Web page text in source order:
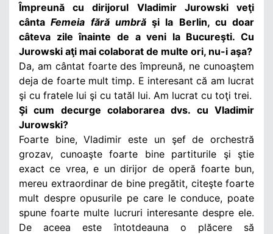
Împreună cu dirijorul Vladimir Jurowski veţi
cântaFemeia fără umbrăşi la Berlin, cu doar
câteva zile înainte de a veni la Bucureşti. Cu
Jurowski aţi mai colaborat de multe ori, nu-i aşa?
Da, am cântat foarte des împreună, ne cunoaştem
deja de foarte mult timp. E interesant că am lucrat
şi cu fratele lui şi cu tatăl lui. Am lucrat cu toţi trei.
Şi cum decurge colaborarea dvs. cu Vladimir
Jurowski?
Foarte bine, Vladimir este un şef de orchestră
grozav, cunoaşte foarte bine partiturile şi ştie
exact ce vrea, e un dirijor de operă foarte bun,
mereu extraordinar de bine pregătit, citeşte foarte
mult despre opusurile pe care le conduce, poate
spune foarte multe lucruri interesante despre ele.
De aceea este întotdeauna o plăcere să